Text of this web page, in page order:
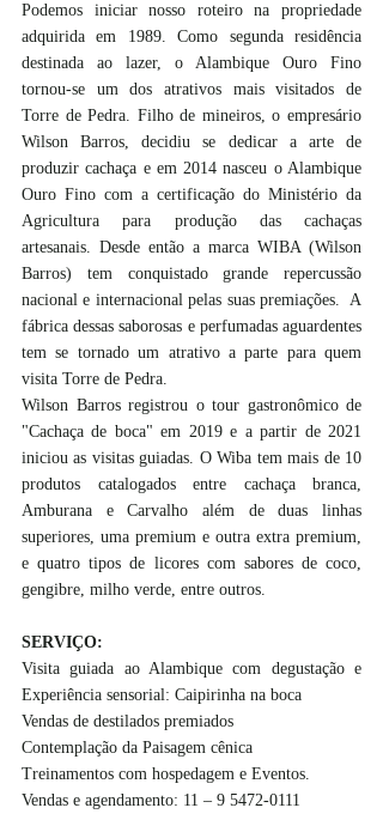
Podemos iniciar nosso roteiro na propriedade
adquirida em 1989. Como segunda residência
destinada ao lazer, o Alambique Ouro Fino
tornou-se um dos atrativos mais visitados de
Torre de Pedra. Filho de mineiros, o empresário
Wilson Barros, decidiu se dedicar a arte de
produzir cachaça e em 2014 nasceu o Alambique
Ouro Fino com a certificação do Ministério da
Agricultura para produção das cachaças
artesanais. Desde então a marca WIBA (Wilson
Barros) tem conquistado grande repercussão
nacional e internacional pelas suas premiações.  A
fábrica dessas saborosas e perfumadas aguardentes
tem se tornado um atrativo a parte para quem
visita Torre de Pedra.
Wilson Barros registrou o tour gastronômico de
"Cachaça de boca" em 2019 e a partir de 2021
iniciou as visitas guiadas. O Wiba tem mais de 10
produtos catalogados entre cachaça branca,
Amburana e Carvalho além de duas linhas
superiores, uma premium e outra extra premium,
e quatro tipos de licores com sabores de coco,
gengibre, milho verde, entre outros.
SERVIÇO:
Visita guiada ao Alambique com degustação e
Experiência sensorial: Caipirinha na boca
Vendas de destilados premiados
Contemplação da Paisagem cênica
Treinamentos com hospedagem e Eventos.
Vendas e agendamento: 11 – 9 5472-0111